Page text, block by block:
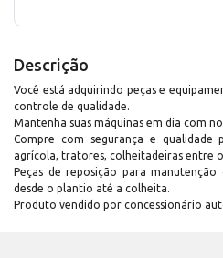
Descrição
Você está adquirindo peças e
controle de qualidade.
Mantenha suas máquinas em dia com
Compre com segurança e qualidade
agrícola, tratores, colheitadeiras entre
Peças de reposição para
desde o plantio até a colheita.
Produto vendido por concessionário